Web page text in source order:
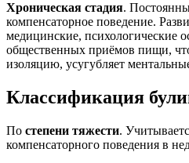
Хроническая стадия.
компенсаторное поведение.
медицинские, психологические
общественных приёмов пищи,
изоляцию, усугубляет
Классификация
По степени тяжести.
компенсаторного поведения в